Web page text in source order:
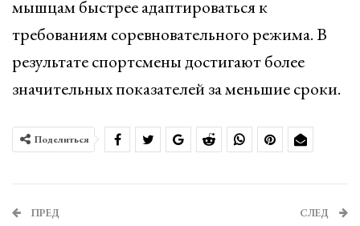
мышцам быстрее адаптироваться к
требованиям соревновательного режима. В
результате спортсмены достигают более
значительных показателей за меньшие сроки.
Поделиться
ПРЕД СЛЕД